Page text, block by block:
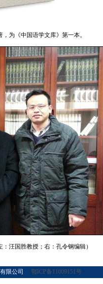
为《中国语学文库》第一本。
汪国胜教授；右：孔令钢编辑）
有限公司 鄂ICP备11009151号